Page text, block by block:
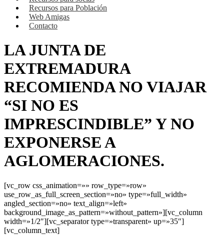
Recursos para Población
Web Amigas
Contacto
LA JUNTA DE
EXTREMADURA
RECOMIENDA NO VIAJAR
“SI NO ES
IMPRESCINDIBLE” Y NO
EXPONERSE A
AGLOMERACIONES.
[vc_row css_animation=»» row_type=»row»
use_row_as_full_screen_section=»no» type=»full_width»
angled_section=»no» text_align=»left»
background_image_as_pattern=»without_pattern»][vc_column
width=»1/2″][vc_separator type=»transparent» up=»35″]
[vc_column_text]